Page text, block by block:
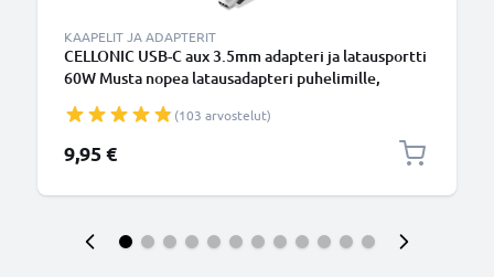
KAAPELIT JA ADAPTERIT
CELLONIC USB-C aux 3.5mm adapteri ja latausportti
60W Musta nopea latausadapteri puhelimille,
(103 arvostelut)
9,95 €